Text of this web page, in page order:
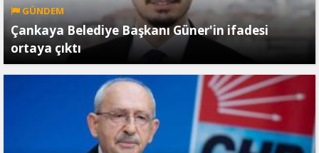
GÜNDEM
Çankaya Belediye Başkanı Güner'in ifadesi
ortaya çıktı